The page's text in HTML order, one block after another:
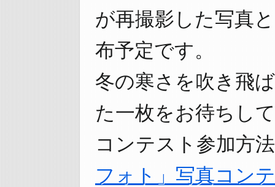
が再撮影した写真
布予定です。
冬の寒さを吹き飛
た一枚をお待ちし
コンテスト参加方
フォト」写真コン